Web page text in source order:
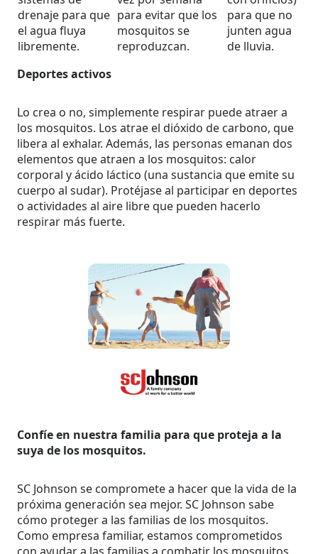
drenaje para que
el agua fluya
libremente.
para evitar que los
mosquitos se
reproduzcan.
para que no
junten agua
de lluvia.
Deportes activos
Lo crea o no, simplemente respirar puede atraer a
los mosquitos. Los atrae el dióxido de carbono, que
libera al exhalar. Además, las personas emanan dos
elementos que atraen a los mosquitos: calor
corporal y ácido láctico (una sustancia que emite su
cuerpo al sudar). Protéjase al participar en deportes
o actividades al aire libre que pueden hacerlo
respirar más fuerte.
Confíe en nuestra familia para que proteja a la
suya de los mosquitos.
SC Johnson se compromete a hacer que la vida de la
próxima generación sea mejor. SC Johnson sabe
cómo proteger a las familias de los mosquitos.
Como empresa familiar, estamos comprometidos